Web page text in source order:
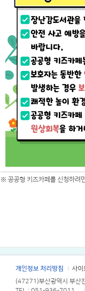
※ 공공형 키즈카페를 신청하려
개인정보 처리방침 사이
(47271)부산광역시 부산